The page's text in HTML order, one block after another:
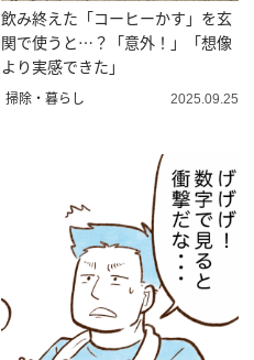
飲み終えた「コーヒーかす」を玄
関で使うと…？「意外！」「想像
より実感できた」
掃除・暮らし 2025.09.25